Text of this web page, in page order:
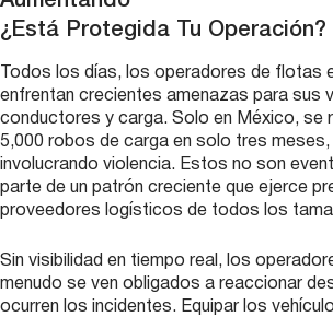
¿Está Protegida Tu Operación?
Todos los días, los operadores de flotas
enfrentan crecientes amenazas para sus
conductores y carga. Solo en México, se
5,000 robos de carga en solo tres
involucrando violencia. Estos no son
parte de un patrón creciente que ejerce
proveedores logísticos de todos los
Sin visibilidad en tiempo real, los
menudo se ven obligados a reaccionar
ocurren los incidentes. Equipar los